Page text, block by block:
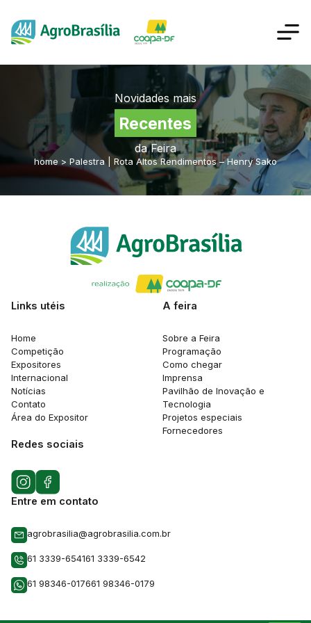
Novidades mais
Recentes
da Feira
home > Palestra | Rota Altos Rendimentos – Henry Sako
Links utéis
Home
Competição
Expositores
Internacional
Notícias
Contato
Área do Expositor
A feira
Sobre a Feira
Programação
Como chegar
Imprensa
Pavilhão de Inovação e
Tecnologia
Projetos especiais
Fornecedores
Redes sociais
Entre em contato
agrobrasilia@agrobrasilia.com.br
61 3339-654161 3339-6542
61 98346-017661 98346-0179